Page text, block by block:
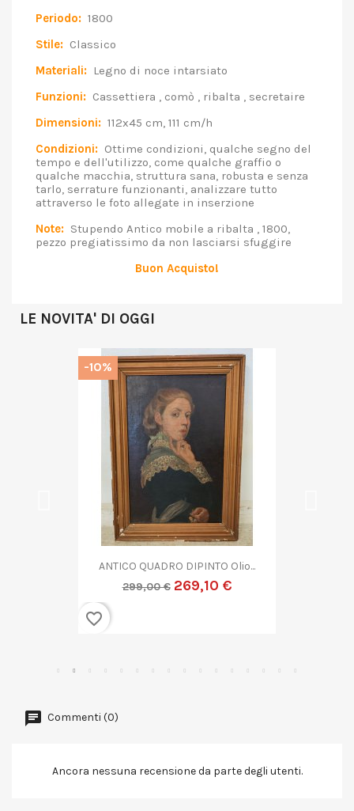
Periodo: 1800
Stile: Classico
Materiali: Legno di noce intarsiato
Funzioni: Cassettiera , comò , ribalta , secretaire
Dimensioni: 112x45 cm, 111 cm/h
Condizioni: Ottime condizioni, qualche segno del
tempo e dell'utilizzo, come qualche graffio o
qualche macchia, struttura sana, robusta e senza
tarlo, serrature funzionanti, analizzare tutto
attraverso le foto allegate in inserzione
Note: Stupendo Antico mobile a ribalta , 1800,
pezzo pregiatissimo da non lasciarsi sfuggire
Buon Acquisto!
LE NOVITA' DI OGGI
QUADRO DIPINTO ASTRATTO G....
299,00 €
-10%
Commenti (0)
Ancora nessuna recensione da parte degli utenti.